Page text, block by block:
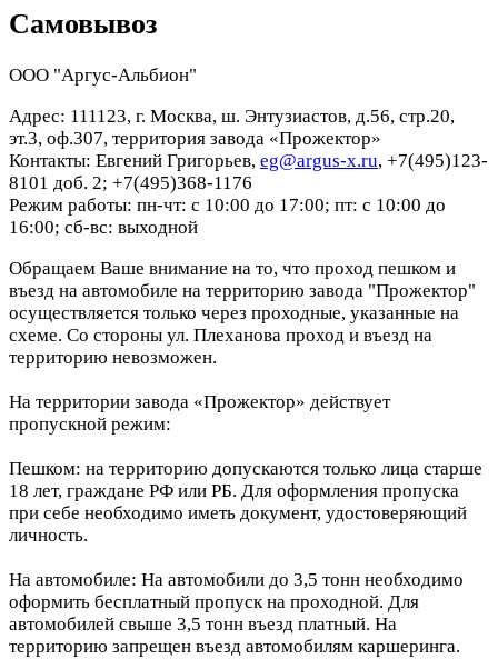
Самовывоз
ООО "Аргус-Альбион"
Адрес: 111123, г. Москва, ш. Энтузиастов, д.56, стр.20,
эт.3, оф.307, территория завода «Прожектор»
Контакты: Евгений Григорьев, eg@argus-x.ru, +7(495)123-
8101 доб. 2; +7(495)368-1176
Режим работы: пн-чт: с 10:00 до 17:00; пт: с 10:00 до
16:00; сб-вс: выходной
Обращаем Ваше внимание на то, что проход пешком и
въезд на автомобиле на территорию завода "Прожектор"
осуществляется только через проходные, указанные на
схеме. Со стороны ул. Плеханова проход и въезд на
территорию невозможен.
На территории завода «Прожектор» действует
пропускной режим:
Пешком: на территорию допускаются только лица старше
18 лет, граждане РФ или РБ. Для оформления пропуска
при себе необходимо иметь документ, удостоверяющий
личность.
На автомобиле: На автомобили до 3,5 тонн необходимо
оформить бесплатный пропуск на проходной. Для
автомобилей свыше 3,5 тонн въезд платный. На
территорию запрещен въезд автомобилям каршеринга.